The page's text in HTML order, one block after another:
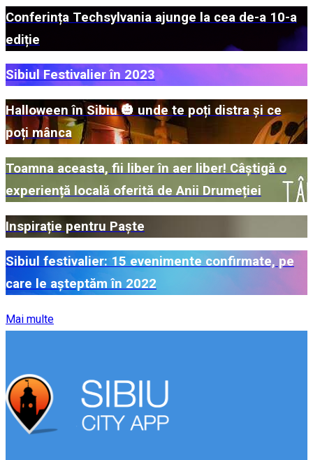
Conferința Techsylvania ajunge la cea de-a 10-a
ediție
Sibiul Festivalier în 2023
Halloween în Sibiu 🎃 unde te poți distra și ce
poți mânca
Toamna aceasta, fii liber în aer liber! Câștigă o
experiență locală oferită de Anii Drumeției
Inspirație pentru Paște
Sibiul festivalier: 15 evenimente confirmate, pe
care le așteptăm în 2022
Mai multe